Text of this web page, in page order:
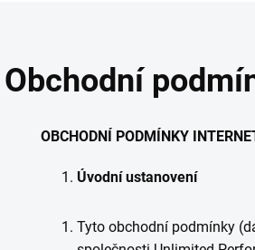
Obchodní
OBCHODNÍ PODMÍNKY
Úvodní ustanovení
Tyto obchodní podmínky